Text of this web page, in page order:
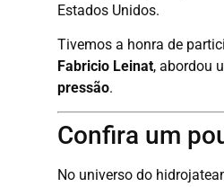
Estados Unidos.
Tivemos a honra de
Fabricio Leinat, abordou
pressão.
Confira um
No universo do